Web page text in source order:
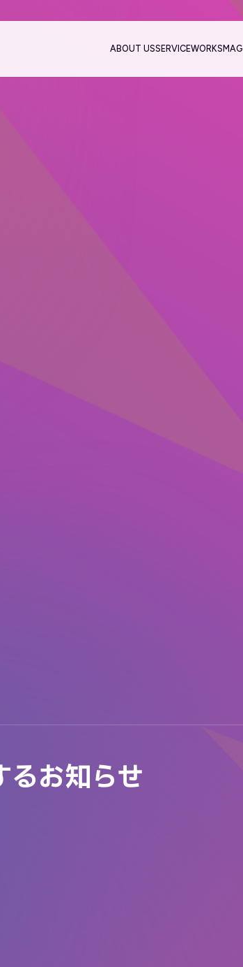
ABOUT USSERVICEWORKS
るお知らせ